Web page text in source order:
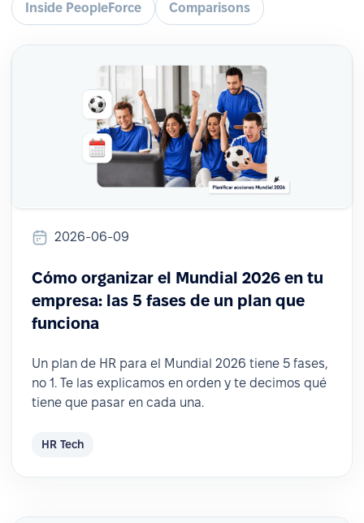
Inside PeopleForce Comparisons
2026-06-09
Cómo organizar el Mundial 2026 en tu
empresa: las 5 fases de un plan que
funciona
Un plan de HR para el Mundial 2026 tiene 5 fases,
no 1. Te las explicamos en orden y te decimos qué
tiene que pasar en cada una.
HR Tech